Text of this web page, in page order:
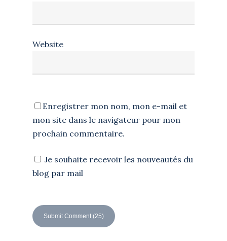
Website
Enregistrer mon nom, mon e-mail et
mon site dans le navigateur pour mon
prochain commentaire.
Je souhaite recevoir les nouveautés du
blog par mail